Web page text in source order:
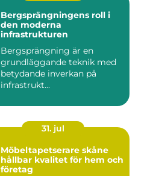
Bergsprängningens roll i
den moderna
infrastrukturen
Bergsprängning är en
grundläggande teknik med
betydande inverkan på
infrastrukt...
31. jul
Möbeltapetserare skåne
hållbar kvalitet för hem och
företag